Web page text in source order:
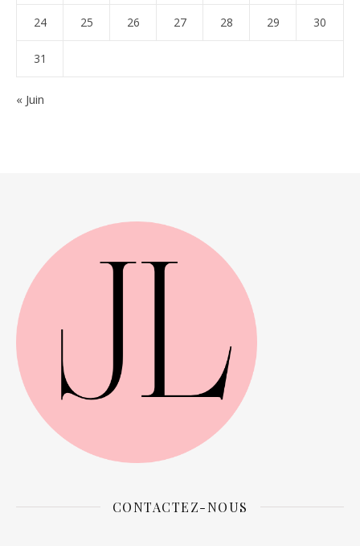
24 25 26 27 28 29 30
31
« Juin
CONTACTEZ-NOUS